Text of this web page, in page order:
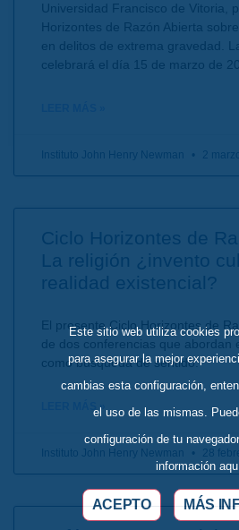
Universidad Francisco de Vitoria,
Horizontes de Razón Abierta
en delitos de extrema gravedad.
celebrará el día 15 de marzo de
Instituto John Henry Newman 2
Ciclo Horizontes de
La religión ¿invento
realidad existencial?
El presente Ciclo Horizontes de
de dos conferencias que abordan
como búsqueda de sentido.
LEER MÁS »
Instituto John Henry Newman 28
Este sitio web utiliza cookies
para asegurar la mejor
cambias esta configuración,
el uso de las mismas.
configuración de tu
información
ACEPTO MÁS